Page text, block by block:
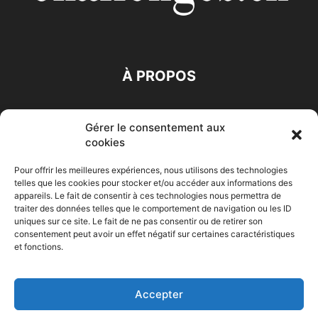
Gérer le consentement aux
cookies
Pour offrir les meilleures expériences, nous utilisons des technologies
telles que les cookies pour stocker et/ou accéder aux informations des
appareils. Le fait de consentir à ces technologies nous permettra de
traiter des données telles que le comportement de navigation ou les ID
uniques sur ce site. Le fait de ne pas consentir ou de retirer son
consentement peut avoir un effet négatif sur certaines caractéristiques
et fonctions.
Accepter
À PROPOS
Accueil Economie Entreprises Entrepreneur
Maghreb
© Challenges.tn By AAKOM.DIGITAL